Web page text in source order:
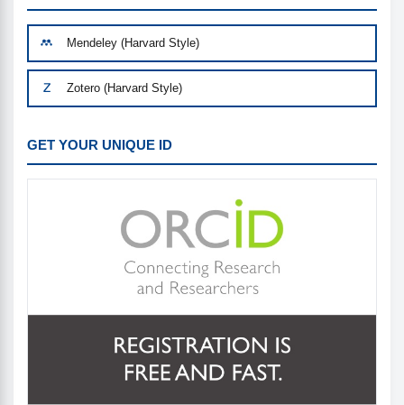
Mendeley (Harvard Style)
Zotero (Harvard Style)
GET YOUR UNIQUE ID